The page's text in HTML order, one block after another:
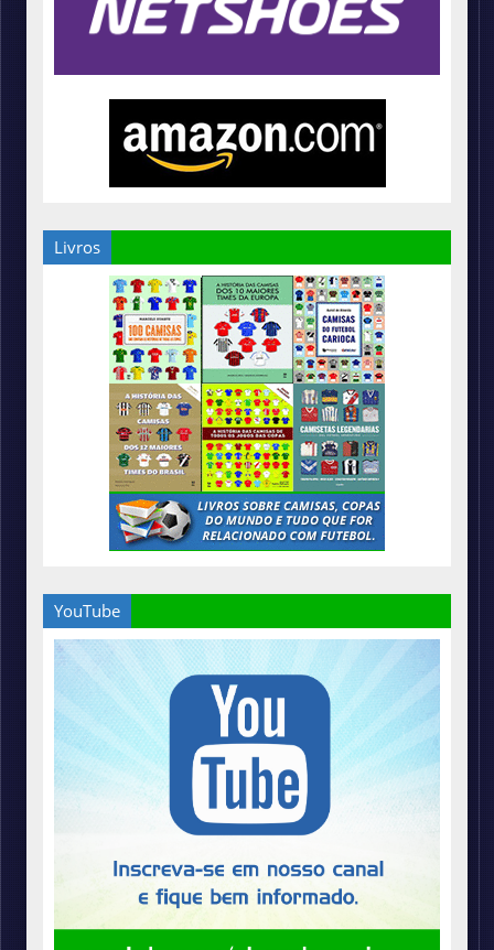
Livros
YouTube